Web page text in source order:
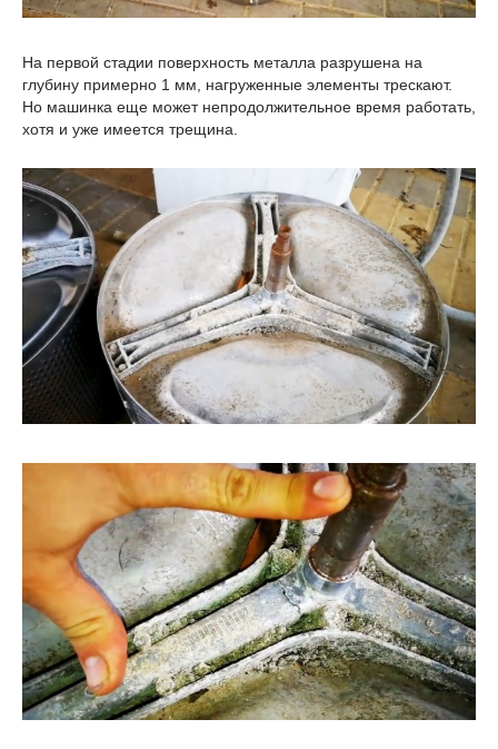
На первой стадии поверхность металла разрушена на
глубину примерно 1 мм, нагруженные элементы трескают.
Но машинка еще может непродолжительное время работать,
хотя и уже имеется трещина.